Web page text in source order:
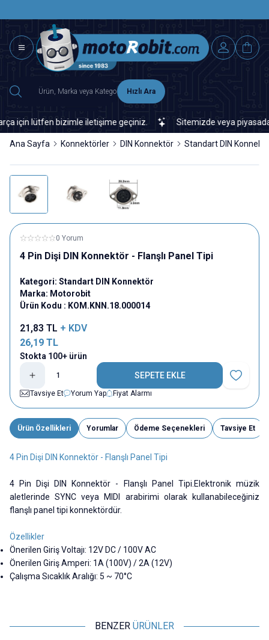
Hızlı Ara
için lütfen bizimle iletişime geçiniz. Sitemizde veya piyasada
Ana Sayfa Konnektörler DIN Konnektör Standart DIN
0 Yorum
4 Pin Dişi DIN Konnektör - Flanşlı Panel Tipi
Kategori: Standart DIN Konnektör
Marka: Motorobit
Ürün Kodu : KOM.KNN.18.000014
21,83 TL + KDV
26,19 TL
Stokta 100+ ürün
SEPETE EKLE
Favoriye
Tavsiye Et
Yorum Yap Fiyat Alarmı
Ürün Özellikleri Yorumlar Ödeme Seçenekleri Tavsiye Et
4 Pin Dişi DIN Konnektör - Flanşlı Panel Tipi
4 Pin Dişi DIN Konnektör - Flanşlı Panel Tipi.Elektronik müzik
aletlerinde SYNC veya MIDI arabirimi olarak kullanabileceğiniz
flanşlı panel tipi konnektördür.
Özellikler
Önerilen Giriş Voltajı: 12V DC / 100V AC
Önerilen Giriş Amperi: 1A (100V) / 2A (12V)
Çalışma Sıcaklık Aralığı: 5 ~ 70°C
BENZER ÜRÜNLER